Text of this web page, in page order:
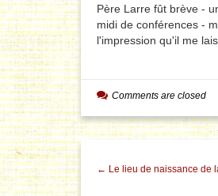
Père Larre fût brève -
midi de conférences -
l'impression qu'il me
éternité. Il eût d'ailleurs
une expression qui a
Comments are closed
← Le lieu de naissance de